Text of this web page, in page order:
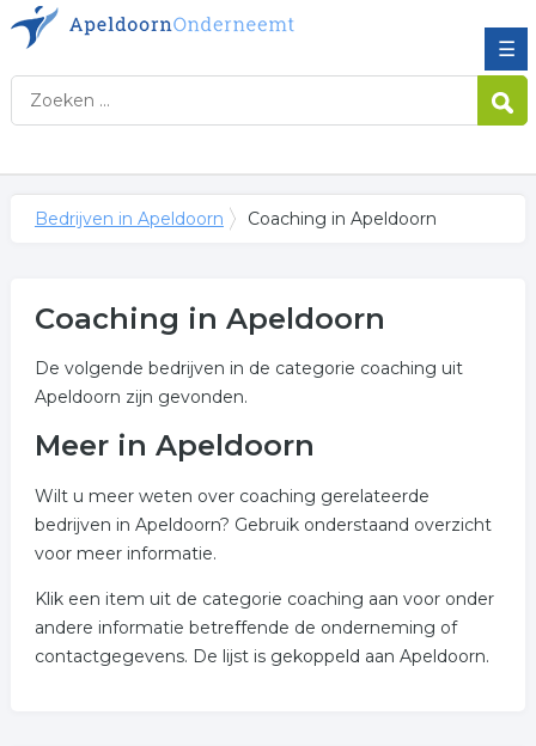
☰
Bedrijven in Apeldoorn Coaching in Apeldoorn
Coaching in Apeldoorn
De volgende bedrijven in de categorie coaching uit
Apeldoorn zijn gevonden.
Meer in Apeldoorn
Wilt u meer weten over coaching gerelateerde
bedrijven in Apeldoorn? Gebruik onderstaand overzicht
voor meer informatie.
Klik een item uit de categorie coaching aan voor onder
andere informatie betreffende de onderneming of
contactgegevens. De lijst is gekoppeld aan Apeldoorn.